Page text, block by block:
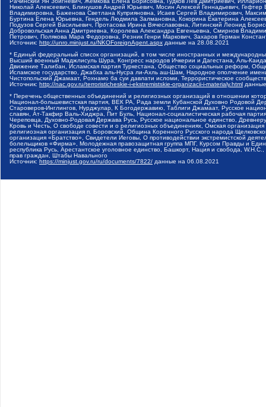
Николай Алексеевич, Блинушов Андрей Юрьевич, Мосин Алексей Геннадьевич,
Владимировна, Баженова Светлана Куприяновна, Исаев Сергей Владимирович,
Буртина Елена Юрьевна, Гендель Людмила Залмановна, Кокорина Екатерина
Подузов Сергей Васильевич, Протасова Ирина Вячеславовна, Литинский Леонид
Добровольская Анна Дмитриевна, Королева Александра Евгеньевна, Смирнов
Петрович, Полякова Мара Федоровна, Резник Генри Маркович, Захаров Герман
Источник: http://unro.minjust.ru/NKOForeignAgent.aspx данные на 28.08.2021
* Единый федеральный список организаций, в том числе иностранных и
Высший военный Маджлисуль Шура, Конгресс народов Ичкерии и Дагестана, Аль-
Движение Талибан, Исламская партия Туркестана, Общество социальных реформ,
Исламское государство, Джабха аль-Нусра ли-Ахль аш-Шам, Народное ополчение
Чистопольский Джамаат, Рохнамо ба суи давлати исломи, Террористическое
Источник: http://nac.gov.ru/terroristicheskie-i-ekstremistskie-organizacii-i-materialy.html
* Перечень общественных объединений и религиозных организаций в отношении
Национал-большевистская партия, ВЕК РА, Рада земли Кубанской Духовно Родовой
Староверов-Инглингов, Нурджулар, К Богодержавию, Таблиги Джамаат, Русское
славян, Ат-Такфир Валь-Хиджра, Пит Буль, Национал-социалистическая рабочая
Череповца, Духовно-Родовая Держава Русь, Русское национальное единство,
Кровь и Честь, О свободе совести и о религиозных объединениях, Омская
религиозная организация п. Боровский, Община Коренного Русского народа
организация «Братство», Свидетели Иеговы, О противодействии экстремистской
болельщиков «Фирма», Молодежная правозащитная группа МПГ, Курсом Правды и
республика Русь, Арестантское уголовное единство, Башкорт, Нация и свобода,
прав граждан, Штабы Навального
Источник: https://minjust.gov.ru/ru/documents/7822/ данные на 06.08.2021